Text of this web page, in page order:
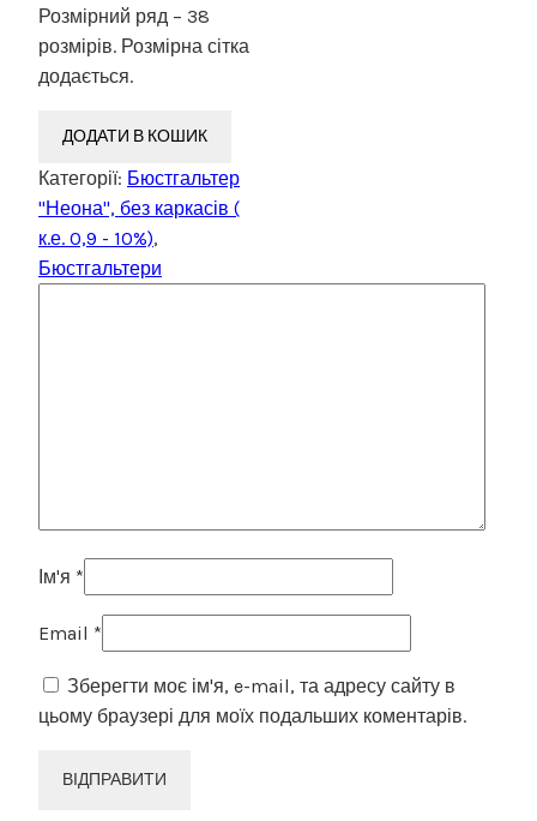
Розмірний ряд – 38
розмірів. Розмірна сітка
додається.
ДОДАТИ В КОШИК
Категорії: Бюстгальтер
"Неона", без каркасів (
к.е. 0,9 - 10%),
Бюстгальтери
Ім'я *
Email *
Зберегти моє ім'я, e-mail, та адресу сайту в
цьому браузері для моїх подальших коментарів.